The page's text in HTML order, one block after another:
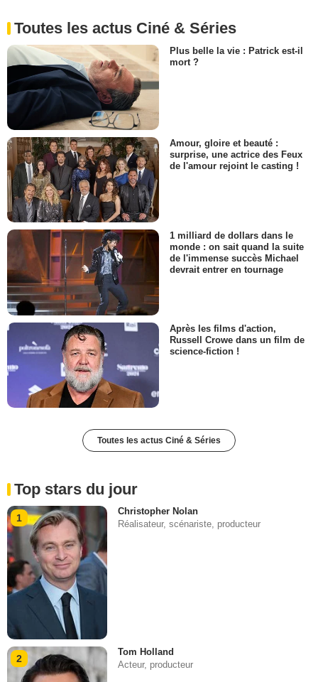
Toutes les actus Ciné & Séries
Plus belle la vie : Patrick est-il
mort ?
Amour, gloire et beauté :
surprise, une actrice des Feux
de l'amour rejoint le casting !
1 milliard de dollars dans le
monde : on sait quand la suite
de l'immense succès Michael
devrait entrer en tournage
Après les films d'action,
Russell Crowe dans un film de
science-fiction !
Toutes les actus Ciné & Séries
Top stars du jour
1
Christopher Nolan
Réalisateur, scénariste, producteur
2
Tom Holland
Acteur, producteur